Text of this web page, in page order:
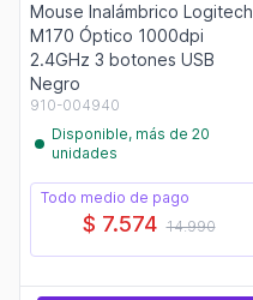
Mouse Inalámbrico Logitech
M170 Óptico 1000dpi
2.4GHz 3 botones USB
Negro
910-004940
Disponible, más de 20
unidades
Todo medio de pago
$ 7.574 14.990